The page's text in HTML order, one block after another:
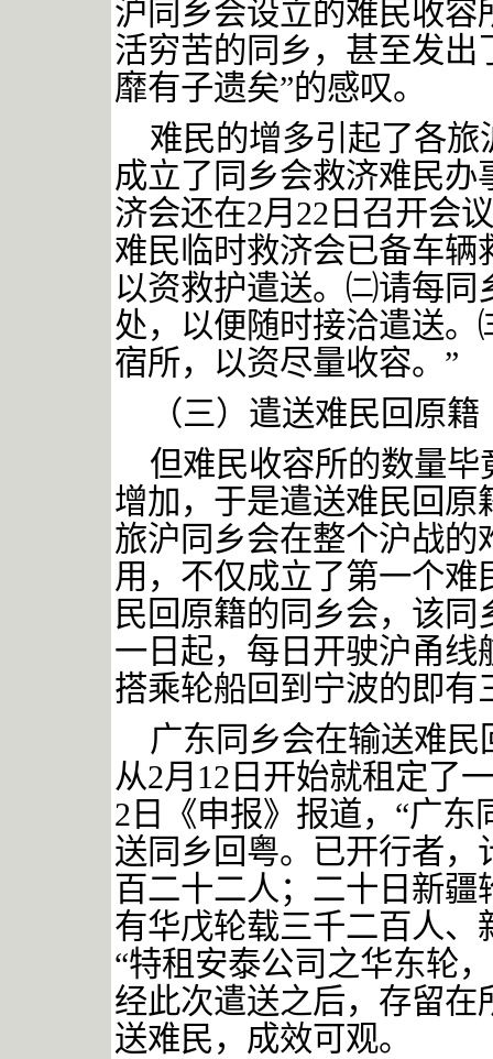
沪同乡会设立的难民收
活穷苦的同乡，甚至发出
靡有子遗矣”的感叹。
难民的增多引起了各
成立了同乡会救济难民办
济会还在2月 22 日召开会
难民临时救济会已备车
以资救护遣送。㈡请每
处，以便随时接洽遣送
宿所，以资尽量收容。 ”
（三）遣送难民回原籍
但难民收容所的数量
增加，于是遣送难民回
旅沪同乡会在整个沪战的
用，不仅成立了第一个
民回原籍的同乡会，该
一日起，每日开驶沪甬线
搭乘轮船回到宁波的即有
广东同乡会在输送难
从2月 12 日开始就租定了
2 日《申报》报道，“广
送同乡回粤。已开行者
百二十二人；二十日新
有华戊轮载三千二百人、
“特租安泰公司之华东轮
经此次遣送之后，存留在
送难民，成效可观。